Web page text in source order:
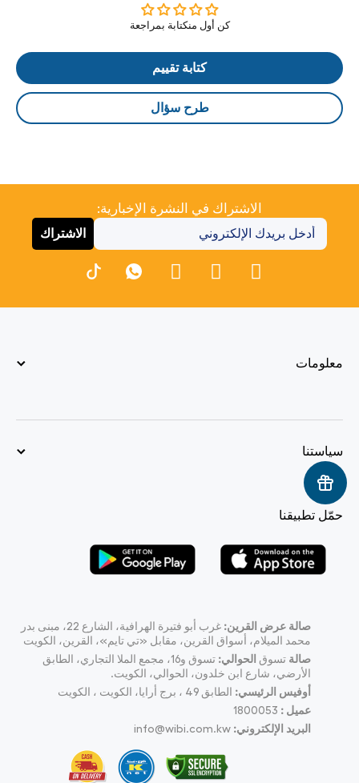
كن أول منكتابة بمراجعة
كتابة تقييم
طرح سؤال
الاشتراك في النشرة الإخبارية:
الاشتراك
معلومات
سياستنا
حمّل تطبيقنا
صالة عرض القرين:
غرب أبو فتيرة الهرافية، الشارع 22، مبنى بدر
محمد الميلام، أسواق القرين، مقابل «تي تايم»، القرين، الكويت
صالة تسوق الحوالي:
تسوق و16، مجمع الملا التجاري، الطابق
الأرضي، شارع ابن خلدون، الحوالي، الكويت.
أوفيس الرئيسي: الطابق 49 ، برج أرايا، الكويت ، الكويت
عميل : 1800053
البريد الإلكتروني: info@wibi.com.kw